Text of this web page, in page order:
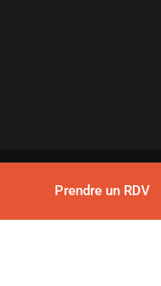
Prendre un RDV